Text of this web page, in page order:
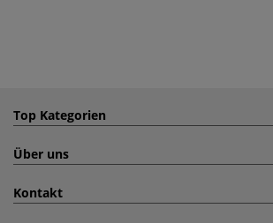
Top Kategorien
Über uns
Kontakt